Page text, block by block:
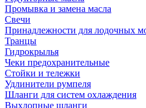
Промывка и замена масла
Свечи
Принадлежности для лодочных
Транцы
Гидрокрылья
Чеки предохранительные
Стойки и тележки
Удлинители румпеля
Шланги для систем охлаждения
Выхлопные шланги